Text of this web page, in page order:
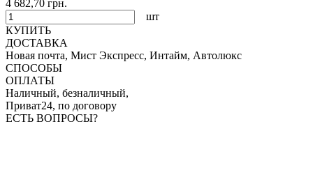
4 682,70 грн.
шт
КУПИТЬ
ДОСТАВКА
Новая почта, Мист Экспресс, Интайм, Автолюкс
СПОСОБЫ
ОПЛАТЫ
Наличный, безналичный,
Приват24, по договору
ЕСТЬ ВОПРОСЫ?